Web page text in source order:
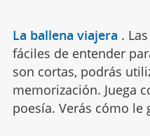
La ballena viajera .
fáciles de entender
son cortas, podrás
memorización. Juega
poesía. Verás cómo le